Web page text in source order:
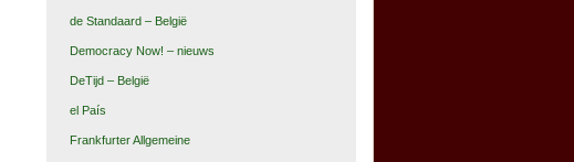
de Standaard – België
Democracy Now! – nieuws
DeTijd – België
el País
Frankfurter Allgemeine